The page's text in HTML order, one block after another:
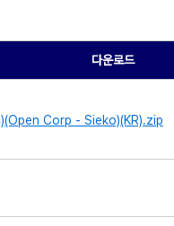
다운로드
Corp - Sieko)(KR).zip